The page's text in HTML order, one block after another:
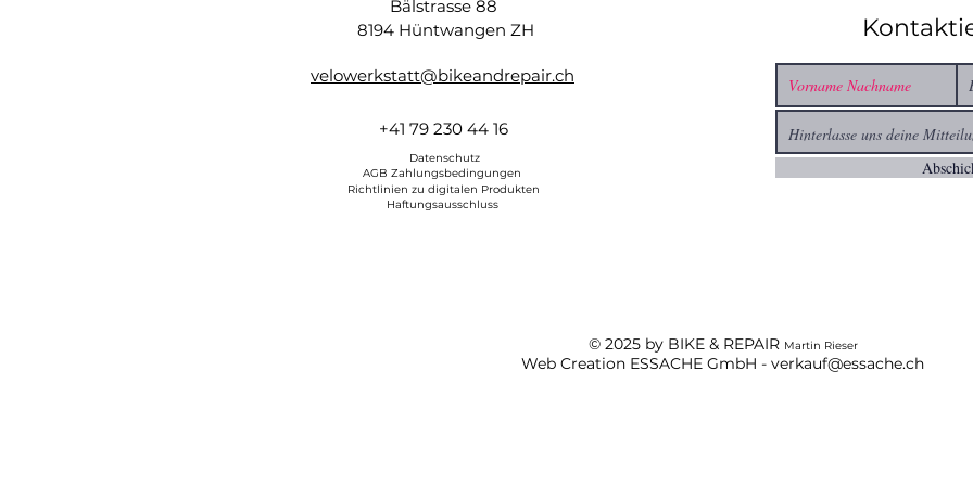
Rahmenhöhe: 29
Ob für den
verbindet
Bälstrasse 88
8194 Hüntwangen ZH
velowerkstatt@bikeandrepair.ch
+41 79 230 44 16
​ Datenschutz
AGB Zahlungsbedingungen
Richtlinien zu digitalen Produkten
Haftungsausschluss
© 2025 by BIKE & REPAIR Martin Rieser
Web Creation ESSACHE GmbH - verkauf@essache.ch